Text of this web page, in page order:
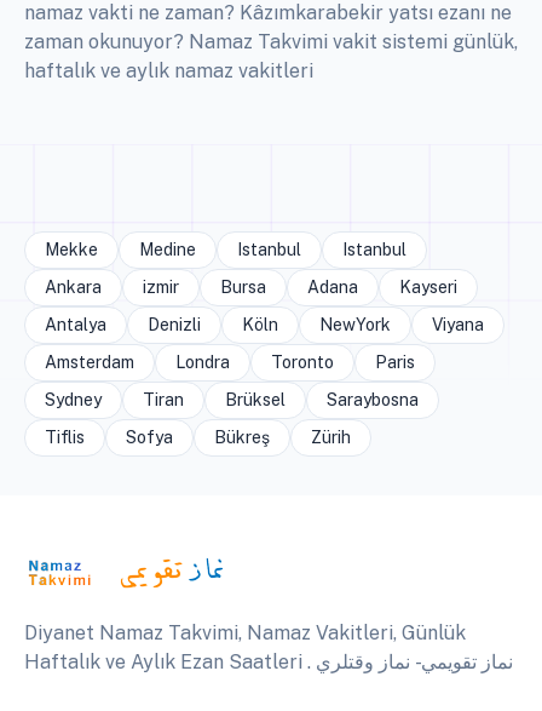
namaz vakti ne zaman? Kâzımkarabekir yatsı ezanı ne
zaman okunuyor? Namaz Takvimi vakit sistemi günlük,
haftalık ve aylık namaz vakitleri
Mekke Medine Istanbul
Istanbul
Ankara
izmir Bursa Adana
Kayseri
Antalya
Denizli Köln NewYork
Viyana
Amsterdam
Londra Toronto
Paris
Sydney
Tiran Brüksel
Saraybosna
Tiflis
Sofya Bükreş Zürih
Diyanet Namaz Takvimi, Namaz Vakitleri, Günlük
Haftalık ve Aylık Ezan Saatleri . نماز تقويمي - نماز وقتلري